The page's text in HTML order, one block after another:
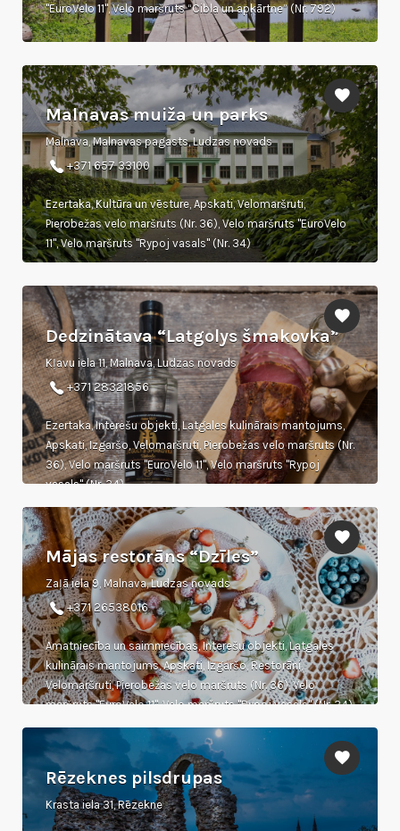
"EuroVelo 11", Velo maršruts “Cibla un apkārtne” (Nr. 792)
Malnavas muiža un parks
Malnava, Malnavas pagasts, Ludzas novads
+371 657 33100
Ezertaka, Kultūra un vēsture, Apskati, Velomaršruti,
Pierobežas velo maršruts (Nr. 36), Velo maršruts "EuroVelo
11", Velo maršruts "Rypoj vasals" (Nr. 34)
Dedzinātava “Latgolys šmakovka”
Kļavu iela 11, Malnava, Ludzas novads
+371 28321856
Ezertaka, Interešu objekti, Latgales kulinārais mantojums,
Apskati, Izgaršo, Velomaršruti, Pierobežas velo maršruts (Nr.
36), Velo maršruts "EuroVelo 11", Velo maršruts "Rypoj
vasals" (Nr. 34)
Mājas restorāns “Dzīles”
Zaļā iela 9, Malnava, Ludzas novads
+371 26538016
Amatniecība un saimniecības, Interešu objekti, Latgales
kulinārais mantojums, Apskati, Izgaršo, Restorāni,
Velomaršruti, Pierobežas velo maršruts (Nr. 36), Velo
maršruts "EuroVelo 11", Velo maršruts "Rypoj vasals" (Nr. 34)
Rēzeknes pilsdrupas
Krasta iela 31, Rēzekne